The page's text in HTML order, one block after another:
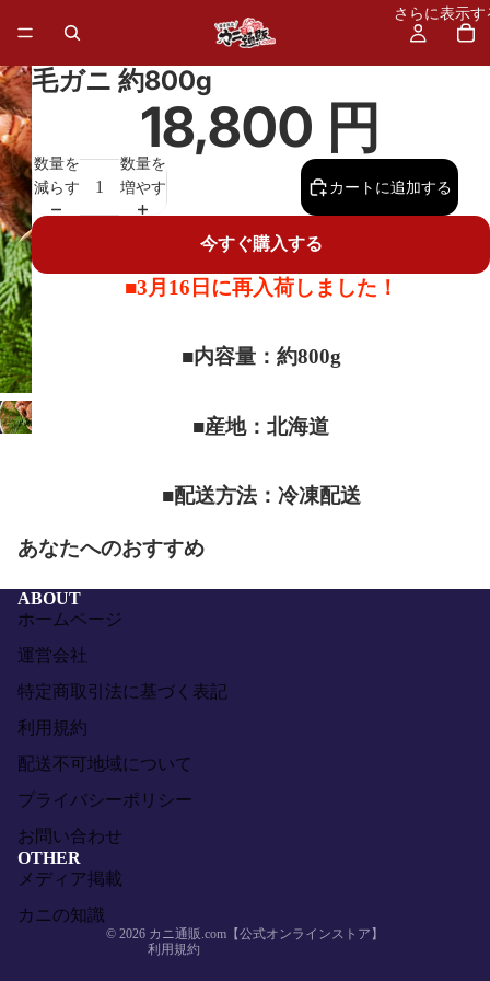
さらに表示す
毛ガニ 約800g
18,800 円
数量を
減らす
数量を
増やす
カートに追加する
今すぐ購入する
■3月16日に再入荷しました！
■内容量：約800g
■産地：北海道
■配送方法：冷凍配送
あなたへのおすすめ
ABOUT
ホームページ
運営会社
特定商取引法に基づく表記
利用規約
配送不可地域について
プライバシーポリシー
お問い合わせ
OTHER
メディア掲載
カニの知識
© 2026 カニ通販.com【公式オンラインストア】
利用規約
返金ポリシー
利用規約
配送ポリシー
特定商取引法に基づく表記